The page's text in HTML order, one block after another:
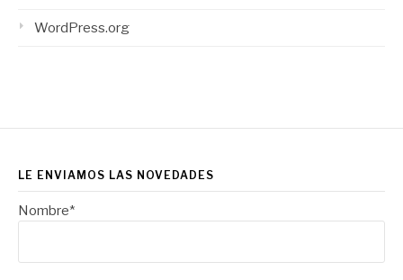
WordPress.org
LE ENVIAMOS LAS NOVEDADES
Nombre*